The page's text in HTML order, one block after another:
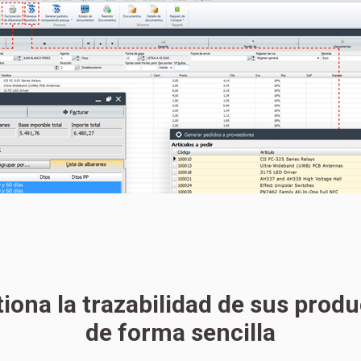
la trazabilidad de sus
de forma sencilla